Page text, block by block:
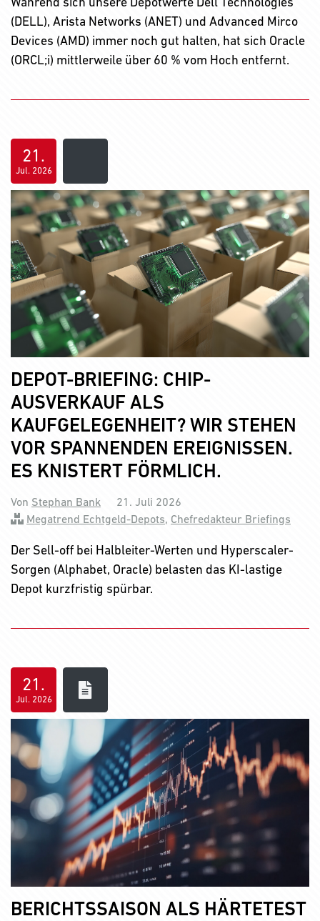
Während sich unsere Depotwerte Dell Technologies
(DELL), Arista Networks (ANET) und Advanced Mirco
Devices (AMD) immer noch gut halten, hat sich Oracle
(ORCL;i) mittlerweile über 60 % vom Hoch entfernt.
21.
Jul. 2026
DEPOT-BRIEFING: CHIP-
AUSVERKAUF ALS
KAUFGELEGENHEIT? WIR STEHEN
VOR SPANNENDEN EREIGNISSEN.
ES KNISTERT FÖRMLICH.
Von Stephan Bank
21. Juli 2026
Megatrend Echtgeld-Depots, Chefredakteur Briefings
Der Sell-off bei Halbleiter-Werten und Hyperscaler-
Sorgen (Alphabet, Oracle) belasten das KI-lastige
Depot kurzfristig spürbar.
21.
Jul. 2026
BERICHTSSAISON ALS HÄRTETEST